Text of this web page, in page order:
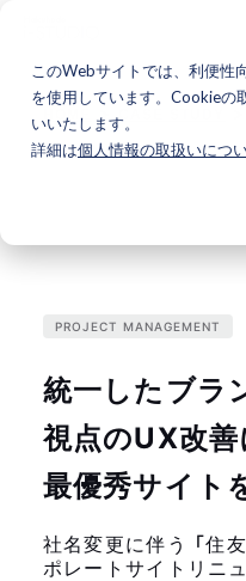
このWebサイトでは、利便性
を使用しています。Cookieの
いいたします。
詳細は個人情報の取扱いにつ
HOME CASE STUDY
PROJECT MANAGEMENT
統一したブラ
視点のUX改善
最優秀サイト
社名変更に伴う 「住
ポレートサイトリニ